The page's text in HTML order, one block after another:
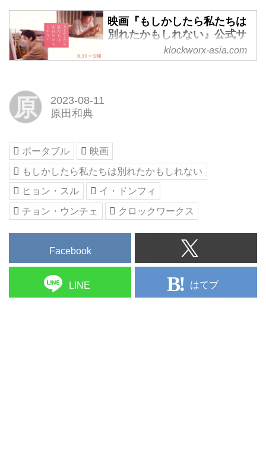
映画『もしかしたら私たちは
別れたかもしれない』公式サ
イト｜8月11日(金)公開
klockworx-asia.com
原
2023-08-11
原田和典
ポータブル
映画
もしかしたら私たちは別れたかもしれない
ヒョン・スル
イ・ドンフィ
チョン・ウンチェ
クロックワークス
Facebook
LINE はてブ